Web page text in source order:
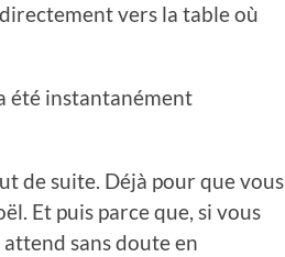
vers la table où
été instantanément
de suite. Déjà pour que vous
Et puis parce que, si vous
sans doute en